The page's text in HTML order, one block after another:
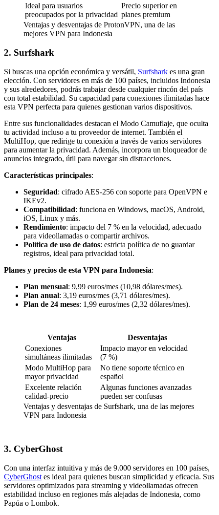
Ideal para usuarios
preocupados por la privacidad
Precio superior en
planes premium
Ventajas y desventajas de ProtonVPN, una de las
mejores VPN para Indonesia
2. Surfshark
Si buscas una opción económica y versátil, Surfshark es una gran
elección. Con servidores en más de 100 países, incluidos Indonesia
y sus alrededores, podrás trabajar desde cualquier rincón del país
con total estabilidad. Su capacidad para conexiones ilimitadas hace
esta VPN perfecta para quienes gestionan varios dispositivos.
Entre sus funcionalidades destacan el Modo Camuflaje, que oculta
tu actividad incluso a tu proveedor de internet. También el
MultiHop, que redirige tu conexión a través de varios servidores
para aumentar la privacidad. Además, incorpora un bloqueador de
anuncios integrado, útil para navegar sin distracciones.
Características principales:
Seguridad: cifrado AES-256 con soporte para OpenVPN e
IKEv2.
Compatibilidad: funciona en Windows, macOS, Android,
iOS, Linux y más.
Rendimiento: impacto del 7 % en la velocidad, adecuado
para videollamadas o compartir archivos.
Política de uso de datos: estricta política de no guardar
registros, ideal para privacidad total.
Planes y precios de esta VPN para Indonesia:
Plan mensual: 9,99 euros/mes (10,98 dólares/mes).
Plan anual: 3,19 euros/mes (3,71 dólares/mes).
Plan de 24 meses: 1,99 euros/mes (2,32 dólares/mes).
Ventajas
Desventajas
Conexiones
simultáneas ilimitadas
Impacto mayor en velocidad
(7 %)
Modo MultiHop para
mayor privacidad
No tiene soporte técnico en
español
Excelente relación
calidad-precio
Algunas funciones avanzadas
pueden ser confusas
Ventajas y desventajas de Surfshark, una de las mejores
VPN para Indonesia
3. CyberGhost
Con una interfaz intuitiva y más de 9.000 servidores en 100 países,
CyberGhost es ideal para quienes buscan simplicidad y eficacia. Sus
servidores optimizados para streaming y videollamadas ofrecen
estabilidad incluso en regiones más alejadas de Indonesia, como
Papúa o Lombok.